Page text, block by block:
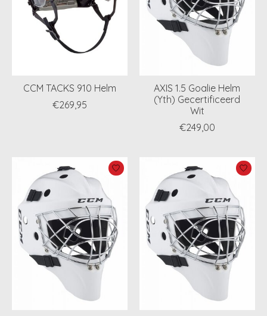
CCM TACKS 910 Helm
€269,95
AXIS 1.5 Goalie Helm
(Yth) Gecertificeerd
Wit
€249,00